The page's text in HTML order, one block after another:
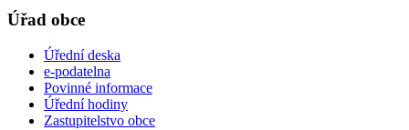
Úřad obce
Úřední deska
e-podatelna
Povinné informace
Úřední hodiny
Zastupitelstvo obce